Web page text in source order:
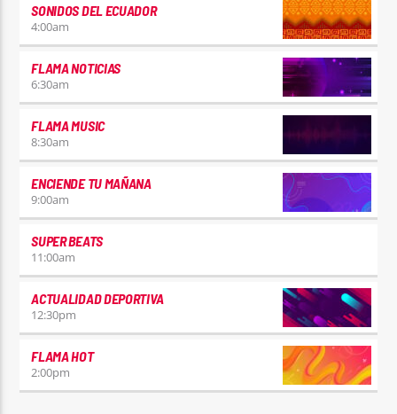
SONIDOS DEL ECUADOR
4:00am
FLAMA NOTICIAS
6:30am
FLAMA MUSIC
8:30am
ENCIENDE TU MAÑANA
9:00am
SUPER BEATS
11:00am
ACTUALIDAD DEPORTIVA
12:30pm
FLAMA HOT
2:00pm